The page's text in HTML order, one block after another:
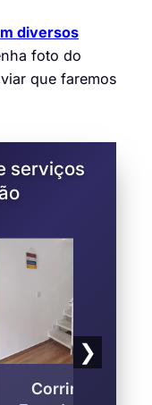
diversos
foto do
que faremos
serviços
Corrimão para
❯